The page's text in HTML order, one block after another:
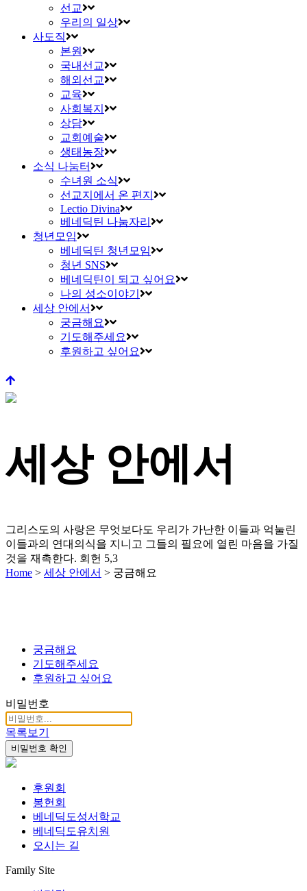
선교
우리의 일상
사도직
본원
국내선교
해외선교
교육
사회복지
상담
교회예술
생태농장
소식 나눔터
수녀원 소식
선교지에서 온 편지
Lectio Divina
베네딕틴 나눔자리
청년모임
베네딕틴 청년모임
청년 SNS
베네딕틴이 되고 싶어요
나의 성소이야기
세상 안에서
궁금해요
기도해주세요
후원하고 싶어요
세상 안에서
그리스도의 사랑은 무엇보다도 우리가 가난한 이들과 억눌린
이들과의 연대의식을 지니고 그들의 필요에 열린 마음을 가질
것을 재촉한다. 회헌 5,3
Home > 세상 안에서 > 궁금해요
궁금해요
기도해주세요
후원하고 싶어요
비밀번호
목록보기
비밀번호 확인
후원회
봉헌회
베네딕도성서학교
베네딕도유치원
오시는 길
Family Site